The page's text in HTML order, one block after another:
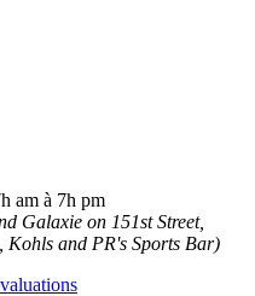
am à 7h pm
Galaxie on 151st Street,
Kohls and PR's Sports Bar)